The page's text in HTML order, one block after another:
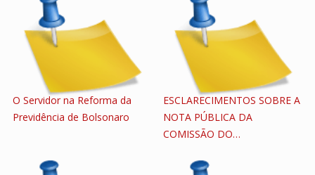
O Servidor na Reforma da
Previdência de Bolsonaro
ESCLARECIMENTOS SOBRE A
NOTA PÚBLICA DA
COMISSÃO DO…